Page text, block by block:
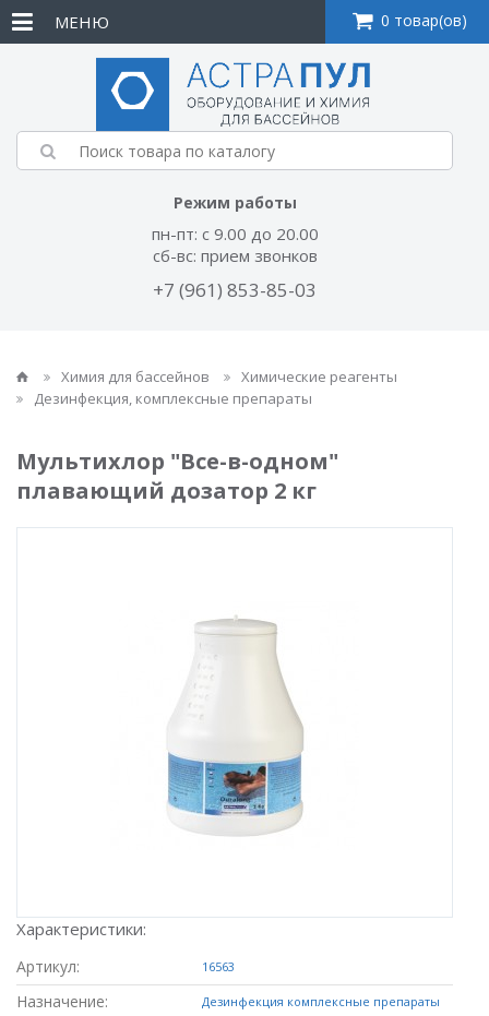
Режим работы
пн-пт: с 9.00 до 20.00
сб-вс: прием звонков
+7 (961) 853-85-03
МЕНЮ 0 товар(ов)
Химия для бассейнов
Химические реагенты
Дезинфекция, комплексные препараты
Мультихлор "Все-в-одном"
плавающий дозатор 2 кг
Характеристики:
Артикул: 16563
Назначение: Дезинфекция комплексные препараты